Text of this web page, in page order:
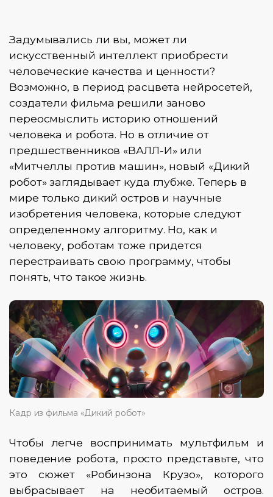
Задумывались ли вы, может ли
искусственный интеллект приобрести
человеческие качества и ценности?
Возможно, в период расцвета нейросетей,
создатели фильма решили заново
переосмыслить историю отношений
человека и робота. Но в отличие от
предшественников «ВАЛЛ-И» или
«Митчеллы против машин», новый «Дикий
робот» заглядывает куда глубже. Теперь в
мире только дикий остров и научные
изобретения человека, которые следуют
определенному алгоритму. Но, как и
человеку, роботам тоже придется
перестраивать свою программу, чтобы
понять, что такое жизнь.
Кадр из фильма «Дикий робот»
Чтобы легче воспринимать мультфильм и
поведение робота, просто представьте, что
это сюжет «Робинзона Крузо», которого
выбрасывает на необитаемый остров.